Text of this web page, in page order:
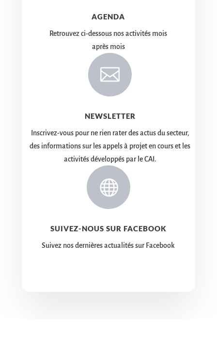
AGENDA
Retrouvez ci-dessous nos activités mois
après mois

NEWSLETTER
Inscrivez-vous pour ne rien rater des actus du secteur,
des informations sur les appels à projet en cours et les
activités développés par le CAI.

SUIVEZ-NOUS SUR FACEBOOK
Suivez nos dernières actualités sur Facebook